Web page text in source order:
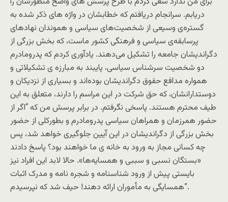
دریابم. سرانجام دریافتم که خطابشان در واژه های ذکر شده به
گستره‌ی وسیعی از شخصیت‌های سیاسی و هموندان نهادهای
پرسابقه‌ی سیاسی و فرهنگی کشور ماست، که بخش بزرگی از
دگراندیشان جامعه را تشکیل می‌دهند. یادآوری کردم که پدرومادرم
دو شخصیت سرشناس سیاسی، پایبند به مبارزه ی تشکیلاتی و
همواره مدافع حقوق دگراندیشان بوده‌اند و بسیاری از نزدیکان و
دوستدارانشان، که حق شرکت در این مراسم را دارند، متعلق به این
طیف محترم هستند. پاسخی نگرفتم. در برابر پرسش من که “اگر از
حضور همرزمان و همراهان سیاسی پدرومادرم و بطورکلی از حضور
بخش بزرگی از دگراندیشان در این آیین جلوگیری خواهد شد، پس
چه کسانی مجاز به ورود به خانه ی ما خواهند بود؟ پاسخ دادند
«بستگان نسبی و سببی و همسایه‌ها». حالا لابد این افراد نیز
بایستی پیش از ورود شناسنامه و شجره نامه و مدرک اثبات
همسایگی به مأموران ارائه دهند! حیف شد که نپرسیدم”.